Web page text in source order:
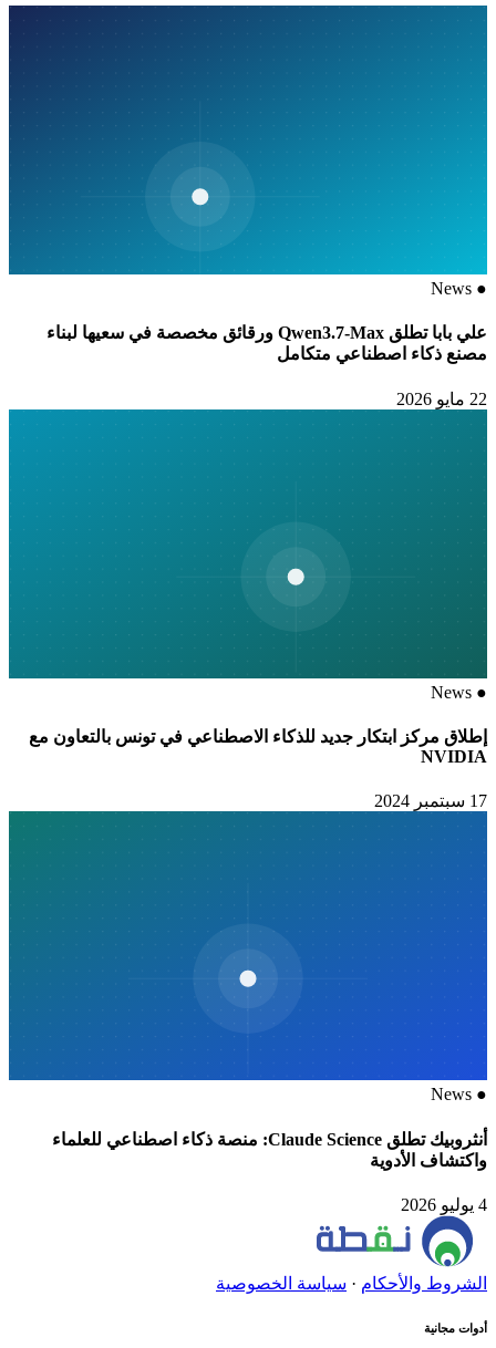
●
News
علي بابا تطلق Qwen3.7-Max ورقائق مخصصة في سعيها لبناء
مصنع ذكاء اصطناعي متكامل
22 مايو 2026
●
News
إطلاق مركز ابتكار جديد للذكاء الاصطناعي في تونس بالتعاون مع
NVIDIA
17 سبتمبر 2024
●
News
أنثروبيك تطلق Claude Science: منصة ذكاء اصطناعي للعلماء
واكتشاف الأدوية
الشروط والأحكام· سياسة الخصوصية
أدوات مجانية